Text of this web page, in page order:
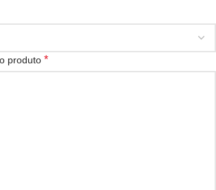
produto *